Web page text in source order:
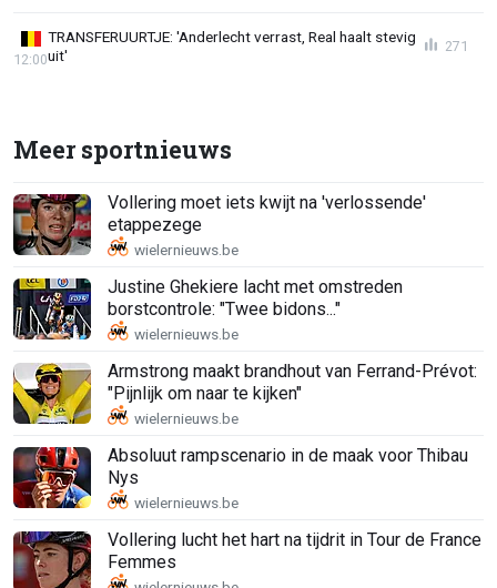
TRANSFERUURTJE: 'Anderlecht verrast, Real haalt stevig
uit'
12:00
271
Meer sportnieuws
Vollering moet iets kwijt na 'verlossende'
etappezege
Justine Ghekiere lacht met omstreden
borstcontrole: "Twee bidons..."
Armstrong maakt brandhout van Ferrand-Prévot:
"Pijnlijk om naar te kijken"
Absoluut rampscenario in de maak voor Thibau
Nys
Vollering lucht het hart na tijdrit in Tour de France
Femmes